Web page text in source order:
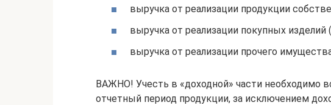
выручка от реализации продукции
выручка от реализации покупных изделий
выручка от реализации прочего
ВАЖНО! Учесть в «доходной» части необходимо
отчетный период продукции, за исключением